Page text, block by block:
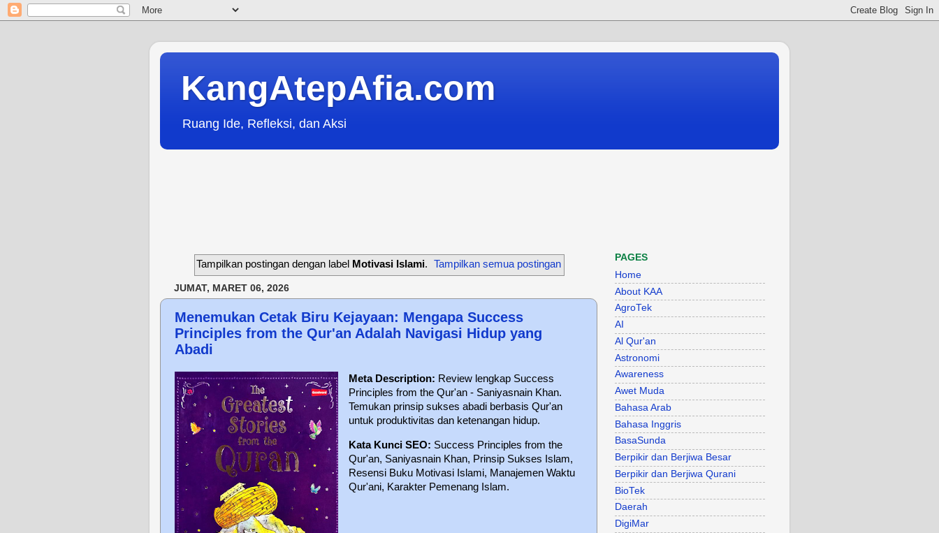
KangAtepAfia.com
Ruang Ide, Refleksi, dan Aksi
Tampilkan postingan dengan label Motivasi Islami. Tampilkan semua postingan
JUMAT, MARET 06, 2026
Menemukan Cetak Biru Kejayaan: Mengapa Success
Principles from the Qur'an Adalah Navigasi Hidup yang
Abadi
Meta Description: Review lengkap Success
Principles from the Qur'an - Saniyasnain Khan.
Temukan prinsip sukses abadi berbasis Qur'an
untuk produktivitas dan ketenangan hidup.
Kata Kunci SEO: Success Principles from the
Qur'an, Saniyasnain Khan, Prinsip Sukses Islam,
Resensi Buku Motivasi Islami, Manajemen Waktu
Qur'ani, Karakter Pemenang Islam.
PAGES
Home
About KAA
AgroTek
AI
Al Qur'an
Astronomi
Awareness
Awet Muda
Bahasa Arab
Bahasa Inggris
BasaSunda
Berpikir dan Berjiwa Besar
Berpikir dan Berjiwa Qurani
BioTek
Daerah
DigiMar